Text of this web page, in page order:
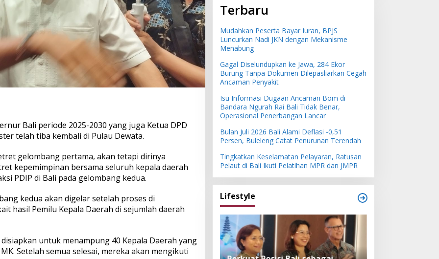
Bali periode 2025-2030 yang juga Ketua DPD
telah tiba kembali di Pulau Dewata.
gelombang pertama, akan tetapi dirinya
kepemimpinan bersama seluruh kepala daerah
PDIP di Bali pada gelombang kedua.
kedua akan digelar setelah proses di
hasil Pemilu Kepala Daerah di sejumlah daerah
untuk menampung 40 Kepala Daerah yang
Setelah semua selesai, mereka akan mengikuti
Terbaru
Mudahkan Peserta Bayar Iuran, BPJS
Luncurkan Nadi JKN dengan Mekanisme
Menabung
Gagal Diselundupkan ke Jawa, 284 Ekor
Burung Tanpa Dokumen Dilepasliarkan Cegah
Ancaman Penyakit
Isu Informasi Dugaan Ancaman Bom di
Bandara Ngurah Rai Bali Tidak Benar,
Operasional Penerbangan Lancar
Bulan Juli 2026 Bali Alami Deflasi -0,51
Persen, Buleleng Catat Penurunan Terendah
Tingkatkan Keselamatan Pelayaran, Ratusan
Pelaut di Bali Ikuti Pelatihan MPR dan JMPR
Lifestyle